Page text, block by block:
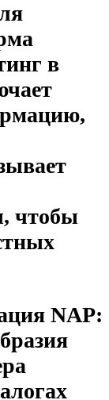
в
чтобы
NAP: